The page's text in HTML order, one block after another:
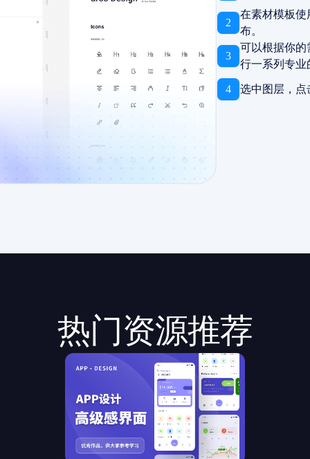
2
在素材模板使
布。
3
可以根据你的
行一系列专
4 选中图层，点
热门资源推荐